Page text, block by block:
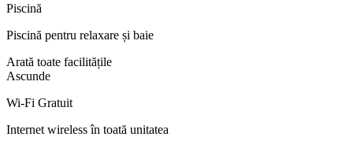
Piscină
Piscină pentru relaxare și baie
Arată toate facilitățile
Ascunde
Wi-Fi Gratuit
Internet wireless în toată unitatea